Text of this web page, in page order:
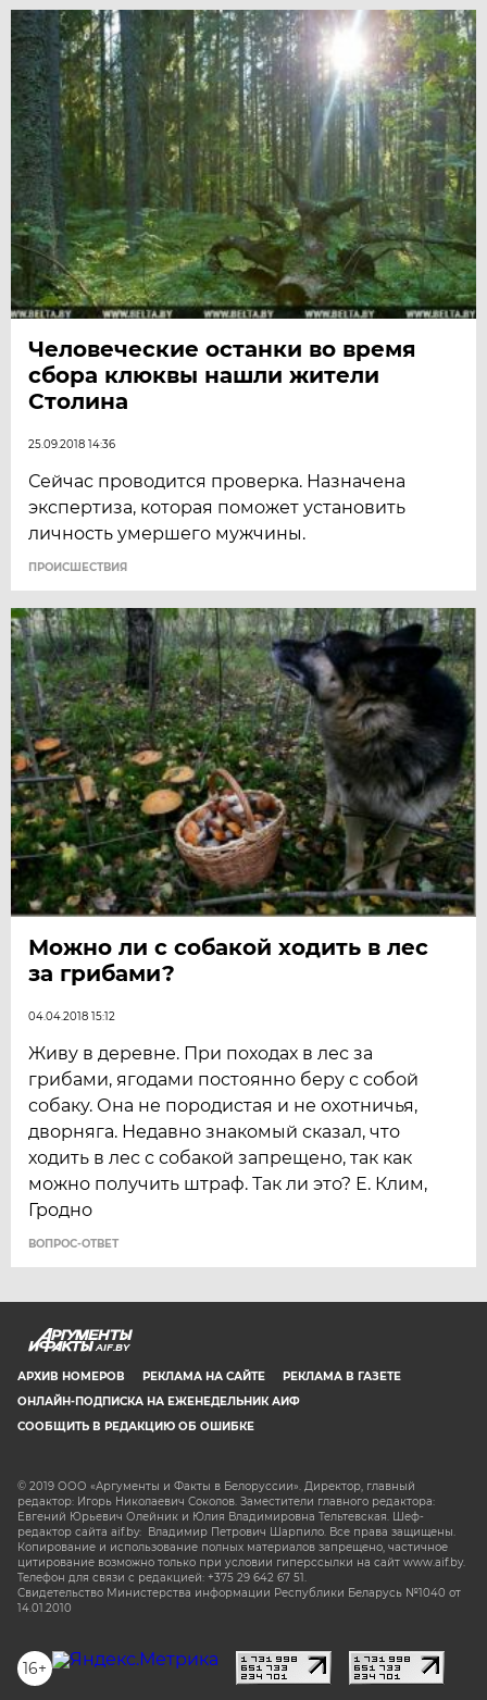
Человеческие останки во время
сбора клюквы нашли жители
Столина
25.09.2018 14:36
Сейчас проводится проверка. Назначена
экспертиза, которая поможет установить
личность умершего мужчины.
ПРОИСШЕСТВИЯ
Можно ли с собакой ходить в лес
за грибами?
04.04.2018 15:12
Живу в деревне. При походах в лес за
грибами, ягодами постоянно беру с собой
собаку. Она не породистая и не охотничья,
дворняга. Недавно знакомый сказал, что
ходить в лес с собакой запрещено, так как
можно получить штраф. Так ли это? Е. Клим,
Гродно
ВОПРОС-ОТВЕТ
AIF.BY
АРХИВ НОМЕРОВ РЕКЛАМА НА САЙТЕ
РЕКЛАМА В ГАЗЕТЕ
ОНЛАЙН-ПОДПИСКА НА ЕЖЕНЕДЕЛЬНИК АИФ
СООБЩИТЬ В РЕДАКЦИЮ ОБ ОШИБКЕ
© 2019 ООО «Аргументы и Факты в Белоруссии». Директор, главный
редактор: Игорь Николаевич Соколов. Заместители главного редактора:
Евгений Юрьевич Олейник и Юлия Владимировна Тельтевская. Шеф-
редактор сайта aif.by: Владимир Петрович Шарпило. Все права защищены.
Копирование и использование полных материалов запрещено, частичное
цитирование возможно только при условии гиперссылки на сайт www.aif.by.
Телефон для связи с редакцией: +375 29 642 67 51.
Свидетельство Министерства информации Республики Беларусь №1040 от
14.01.2010
16+